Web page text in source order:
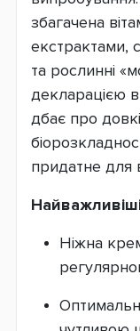
збагачена
екстрактами,
та рослинні
декларацією
дбає про
придатне для
Ніжна